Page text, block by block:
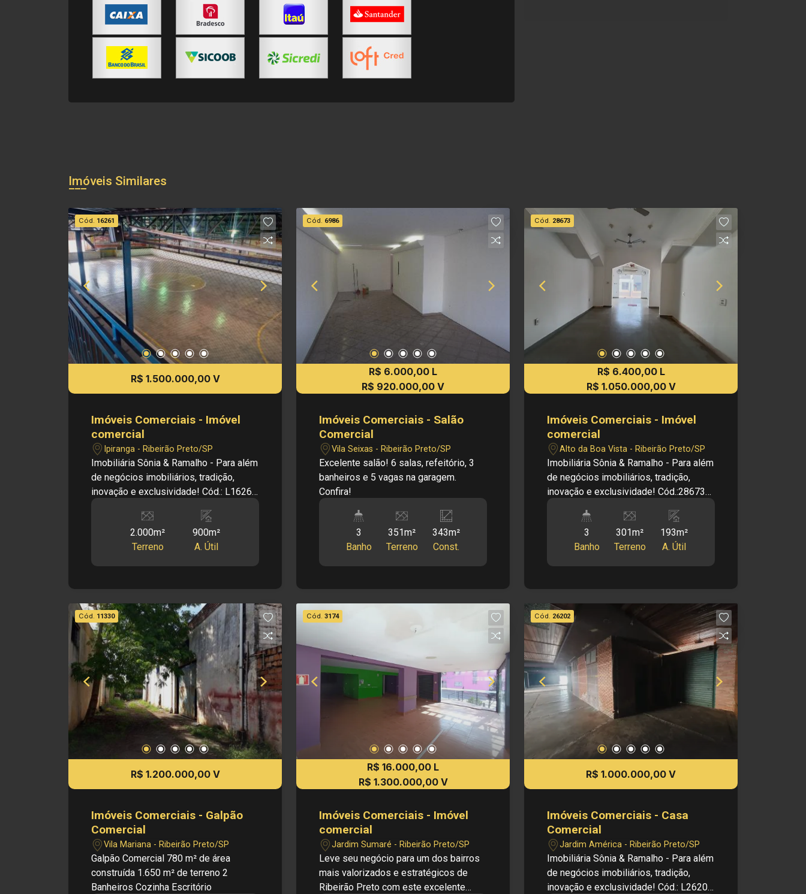
Imóveis Similares
Cód. 16261
R$ 1.500.000,00 V
Imóveis Comerciais - Imóvel
comercial
Ipiranga - Ribeirão Preto/SP
Imobiliária Sônia & Ramalho - Para além
de negócios imobiliários, tradição,
inovação e exclusividade! Cód.: L16261
Salão Comercial - Bairro Ipiranga -
Salão de Bar - 04 Banheiros - 04
Vestiários - Área de serviço - 1.100 M2
de estacionamento Dimensões: -
Área útil Informações bônus: - Imóvel
nas imediações da Av. Rio Pardo e
diversos comércios. - Bar - Área de
churrasco - Quadra de esportes coberta
Investimento de Locação: R$ 12.000,00
Investimento de venda: R$
1.500.000,00 Obs.: a imobiliária se
reserva o direito de alterar qualquer
informação referente a valores, dados e
disponibilidade de seus imóveis, sem
2.000m²
Terreno
900m²
A. Útil
Cód. 6986
R$ 6.000,00 L
R$ 920.000,00 V
Imóveis Comerciais - Salão
Comercial
Vila Seixas - Ribeirão Preto/SP
Excelente salão! 6 salas, refeitório, 3
banheiros e 5 vagas na garagem.
Confira!
3
Banho
351m²
Terreno
343m²
Const.
Cód. 28673
R$ 6.400,00 L
R$ 1.050.000,00 V
Imóveis Comerciais - Imóvel
comercial
Alto da Boa Vista - Ribeirão Preto/SP
Imobiliária Sônia & Ramalho - Para além
de negócios imobiliários, tradição,
inovação e exclusividade! Cód.:28673
Salão Comercial - Bairro Alto da Boa
Vista - Salão amplo - Recepção - Copa
- Cozinha - 03 banheiros sociais -
Corredores laterais - Área de serviços
Banheiro social Dimensões: - 300,77m²
de Área de terreno - 193,34m² de Área
útil Investimento de Locação: R$
6.400,00 Investimento de IPTU: R$
279,47 Investimento de Venda: R$
1.050.000,00 Obs.: como imobiliária, me
reservo o direito de alterar qualquer
informação referente aos valores,
dados e disponibilidade de meus
imóveis, sem aviso prévio
3
Banho
301m²
Terreno
193m²
A. Útil
Cód. 11330
R$ 1.200.000,00 V
Imóveis Comerciais - Galpão
Comercial
Vila Mariana - Ribeirão Preto/SP
Galpão Comercial 780 m² de área
construída 1.650 m² de terreno 2
Banheiros Cozinha Escritório
Cód. 3174
R$ 16.000,00 L
R$ 1.300.000,00 V
Imóveis Comerciais - Imóvel
comercial
Jardim Sumaré - Ribeirão Preto/SP
Leve seu negócio para um dos bairros
mais valorizados e estratégicos de
Ribeirão Preto com este excelente
Cód. 26202
R$ 1.000.000,00 V
Imóveis Comerciais - Casa
Comercial
Jardim América - Ribeirão Preto/SP
Imobiliária Sônia & Ramalho - Para além
de negócios imobiliários, tradição,
inovação e exclusividade! Cód.: L26202